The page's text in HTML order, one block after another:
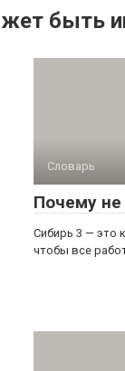
быть
Словарь
Почему не
Сибирь 3 — это
чтобы все